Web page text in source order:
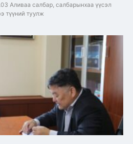
Аливаа салбар, салбарынхаа үүсэл
түүний туулж